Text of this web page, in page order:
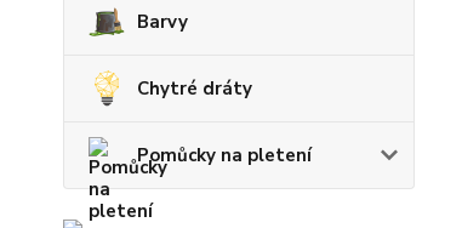
Barvy
Chytré dráty
Pomůcky na pletení